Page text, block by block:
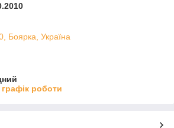
Боярка, Україна
роботи